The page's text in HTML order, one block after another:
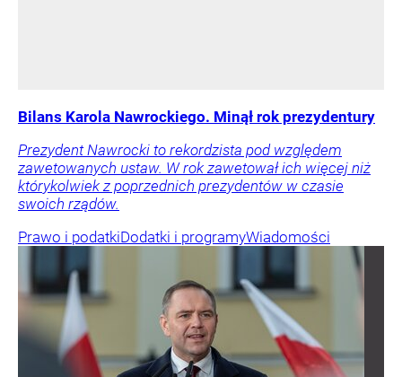
Bilans Karola Nawrockiego. Minął rok prezydentury
Prezydent Nawrocki to rekordzista pod względem
zawetowanych ustaw. W rok zawetował ich więcej niż
którykolwiek z poprzednich prezydentów w czasie
swoich rządów.
Prawo i podatkiDodatki i programyWiadomości